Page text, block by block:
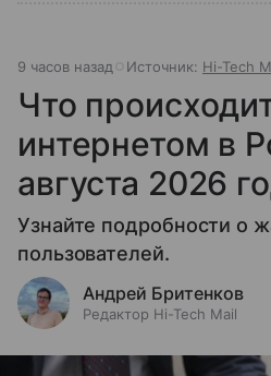
9 часов назад Источник: Hi-Tech
Что
интернетом в
августа 2026
Узнайте подробности о
пользователей.
Андрей Бритенков
Редактор Hi-Tech Mail